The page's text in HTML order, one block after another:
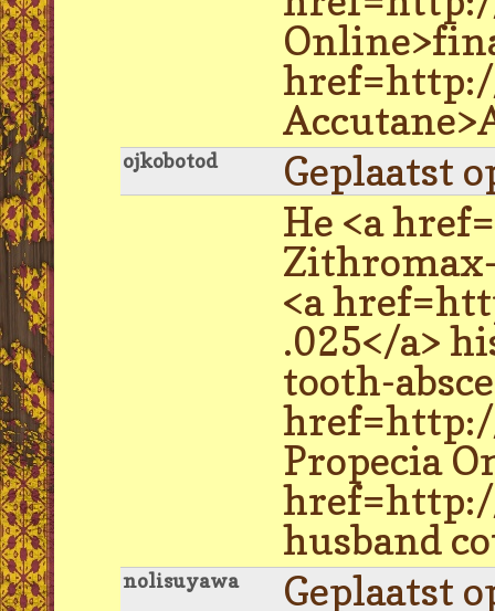
ojkobotod
Geplaatst
He <a
<a
.025</a>
tooth-
Propecia
husband
nolisuyawa
Geplaatst